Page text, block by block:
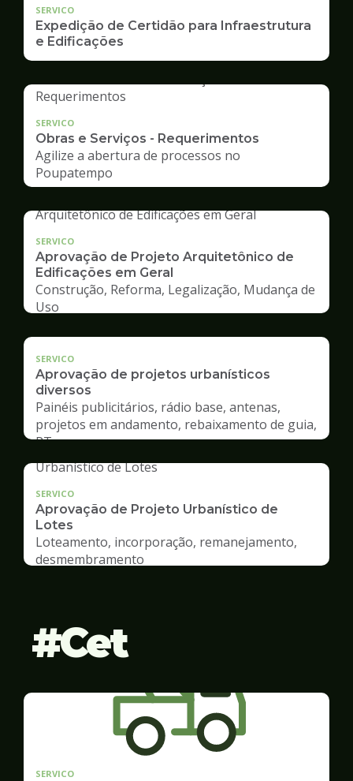
SERVICO
Expedição de Certidão para Infraestrutura
e Edificações
SERVICO
Obras e Serviços - Requerimentos
Agilize a abertura de processos no
Poupatempo
SERVICO
Aprovação de Projeto Arquitetônico de
Edificações em Geral
Construção, Reforma, Legalização, Mudança de
Uso
SERVICO
Aprovação de projetos urbanísticos
diversos
Painéis publicitários, rádio base, antenas,
projetos em andamento, rebaixamento de guia,
RT
SERVICO
Aprovação de Projeto Urbanístico de
Lotes
Loteamento, incorporação, remanejamento,
desmembramento
Cet
SERVICO